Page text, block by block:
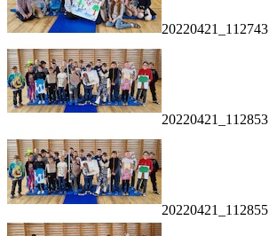
20220421_112743
20220421_112853
20220421_112855